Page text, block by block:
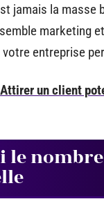
jamais la
marketing
entreprise
Attirer un client
nombre